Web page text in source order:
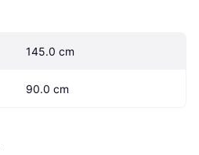
145.0 cm
90.0 cm